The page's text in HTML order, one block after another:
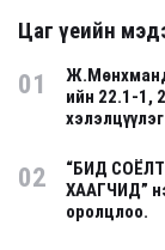
Цаг үеийн
01
ийн 22.1-1,
хэлэлцүүлэг
02
“БИД
ХААГЧИД”
оролцлоо.